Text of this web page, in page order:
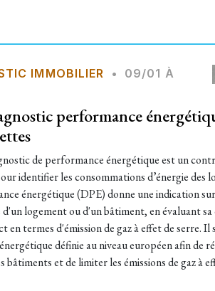
IMMOBILIER •
09/01 À
performance
de performance énergétique est un
identifier les consommations d’énergie des
énergétique (DPE) donne une indication
logement ou d'un bâtiment, en évaluant
en termes d'émission de gaz à effet de serre. Il
définie au niveau européen afin de
bâtiments et de limiter les émissions de gaz à